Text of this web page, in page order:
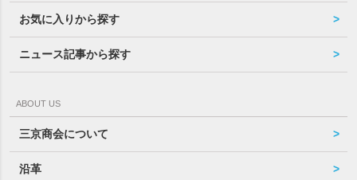
お気に入りから探す
ニュース記事から探す
ABOUT US
三京商会について
沿革